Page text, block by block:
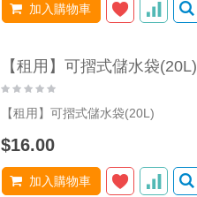
加入購物車
【租用】可摺式儲水袋(20L)
【租用】可摺式儲水袋(20L)
$16.00
加入購物車